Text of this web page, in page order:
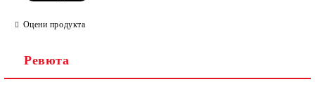
Оцени продукта
Ревюта